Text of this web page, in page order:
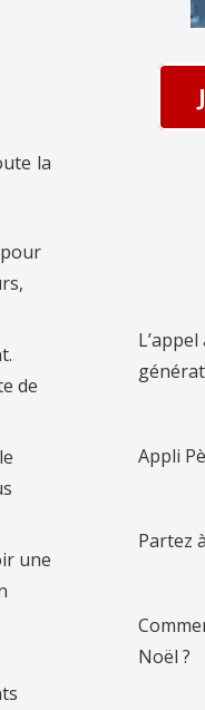
la
de
une
Appli
Partez
Noël ?